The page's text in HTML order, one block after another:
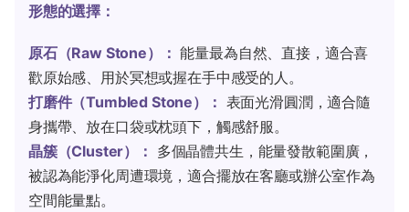
形態的選擇：
原石（Raw Stone）： 能量最為自然、直接，適合喜
歡原始感、用於冥想或握在手中感受的人。
打磨件（Tumbled Stone）： 表面光滑圓潤，適合隨
身攜帶、放在口袋或枕頭下，觸感舒服。
晶簇（Cluster）： 多個晶體共生，能量發散範圍廣，
被認為能淨化周遭環境，適合擺放在客廳或辦公室作為
空間能量點。